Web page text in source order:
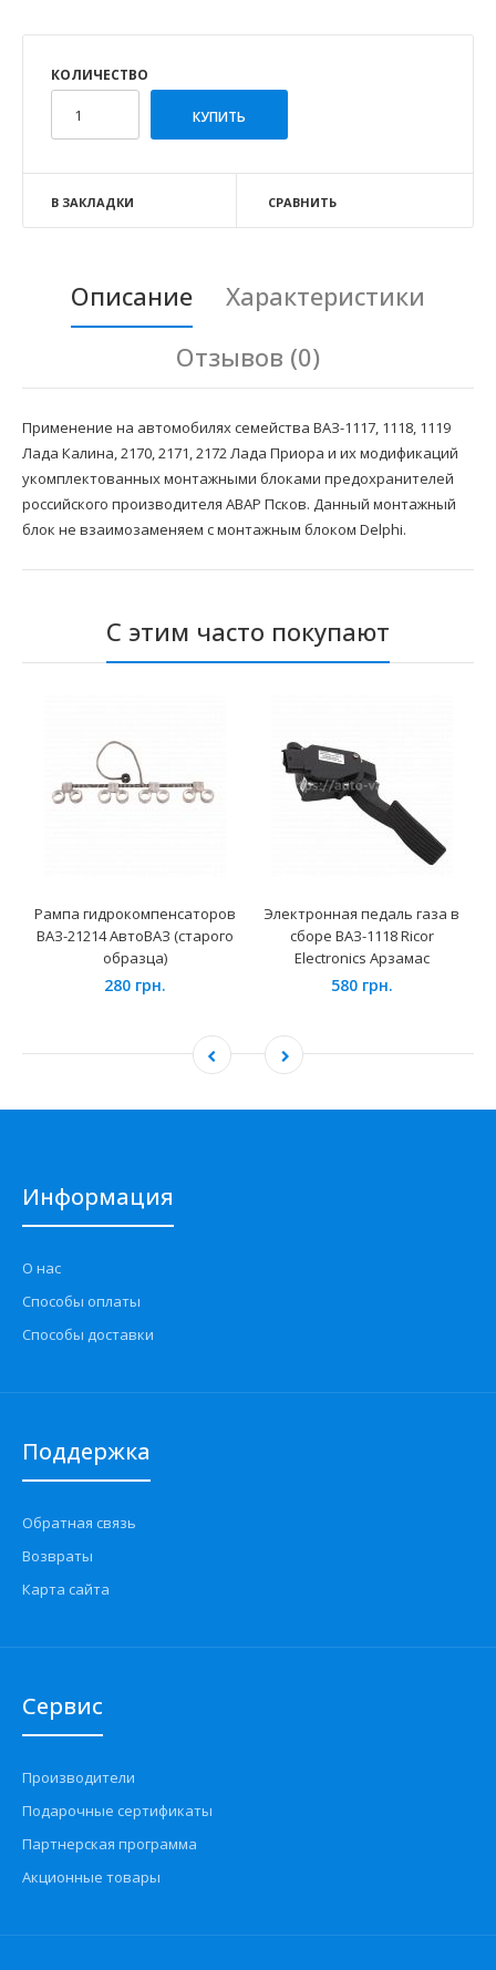
КОЛИЧЕСТВО
В ЗАКЛАДКИ СРАВНИТЬ
Описание
Характеристики
Отзывов (0)
Применение на автомобилях семейства ВАЗ-1117, 1118, 1119
Лада Калина, 2170, 2171, 2172 Лада Приора и их модификаций
укомплектованных монтажными блоками предохранителей
российского производителя АВАР Псков. Данный монтажный
блок не взаимозаменяем с монтажным блоком Delphi.
С этим часто покупают
Рампа гидрокомпенсаторов
ВАЗ-21214 АвтоВАЗ (старого
образца)
280 грн.
Электронная педаль газа в
сборе ВАЗ-1118 Ricor
Electronics Арзамас
580 грн.
Информация
О нас
Способы оплаты
Способы доставки
Поддержка
Обратная связь
Возвраты
Карта сайта
Сервис
Производители
Подарочные сертификаты
Партнерская программа
Акционные товары